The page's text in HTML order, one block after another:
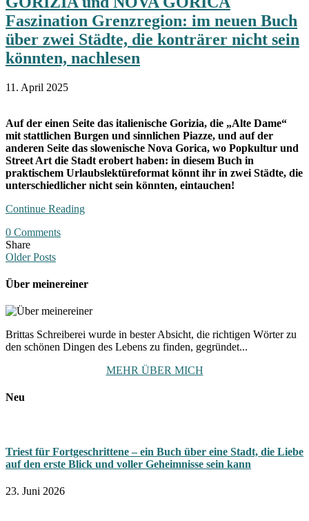
Faszination Grenzregion: im neuen Buch
über zwei Städte, die konträrer nicht sein
könnten, nachlesen
11. April 2025
Auf der einen Seite das italienische Gorizia, die „Alte Dame“
mit stattlichen Burgen und sinnlichen Piazze, und auf der
anderen Seite das slowenische Nova Gorica, wo Popkultur und
Street Art die Stadt erobert haben: in diesem Buch in
praktischem Urlaubslektüreformat könnt ihr in zwei Städte, die
unterschiedlicher nicht sein könnten, eintauchen!
Continue Reading
0 Comments
Share
Older Posts
Über meinereiner
Brittas Schreiberei wurde in bester Absicht, die richtigen Wörter zu
den schönen Dingen des Lebens zu finden, gegründet...
MEHR ÜBER MICH
Neu
Triest für Fortgeschrittene – ein Buch über eine Stadt, die Liebe
auf den erste Blick und voller Geheimnisse sein kann
23. Juni 2026